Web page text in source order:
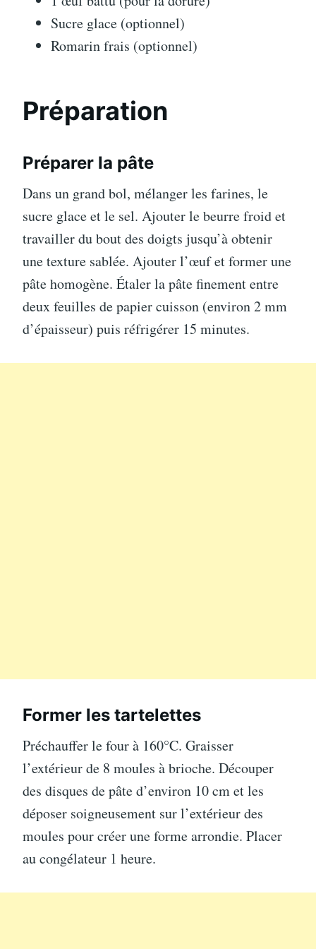
Sucre glace (optionnel)
Romarin frais (optionnel)
Préparation
Préparer la pâte
Dans un grand bol, mélanger les farines, le
sucre glace et le sel. Ajouter le beurre froid et
travailler du bout des doigts jusqu’à obtenir
une texture sablée. Ajouter l’œuf et former une
pâte homogène. Étaler la pâte finement entre
deux feuilles de papier cuisson (environ 2 mm
d’épaisseur) puis réfrigérer 15 minutes.
Former les tartelettes
Préchauffer le four à 160°C. Graisser
l’extérieur de 8 moules à brioche. Découper
des disques de pâte d’environ 10 cm et les
déposer soigneusement sur l’extérieur des
moules pour créer une forme arrondie. Placer
au congélateur 1 heure.